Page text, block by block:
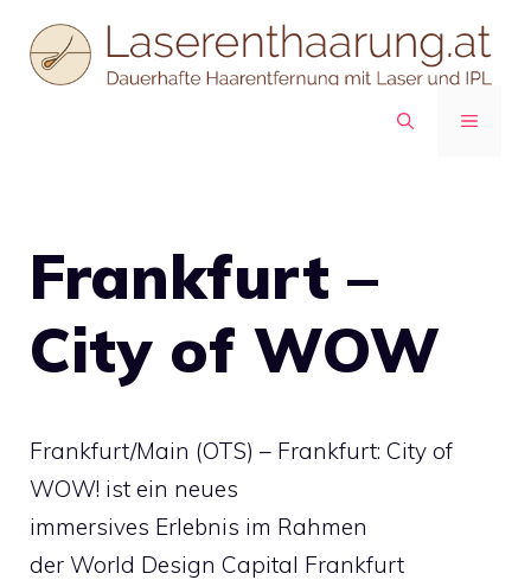
Inhalt
springen
MENÜ
Frankfurt –
City of WOW
Frankfurt/Main (OTS) – Frankfurt: City of
WOW! ist ein neues
immersives Erlebnis im Rahmen
der World Design Capital Frankfurt